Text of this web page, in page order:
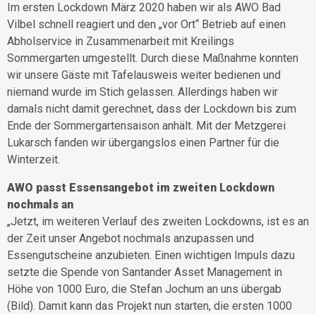
Im ersten Lockdown März 2020 haben wir als AWO Bad
Vilbel schnell reagiert und den „vor Ort“ Betrieb auf einen
Abholservice in Zusammenarbeit mit Kreilings
Sommergarten umgestellt. Durch diese Maßnahme konnten
wir unsere Gäste mit Tafelausweis weiter bedienen und
niemand wurde im Stich gelassen. Allerdings haben wir
damals nicht damit gerechnet, dass der Lockdown bis zum
Ende der Sommergartensaison anhält. Mit der Metzgerei
Lukarsch fanden wir übergangslos einen Partner für die
Winterzeit.
AWO passt Essensangebot im zweiten Lockdown
nochmals an
„Jetzt, im weiteren Verlauf des zweiten Lockdowns, ist es an
der Zeit unser Angebot nochmals anzupassen und
Essengutscheine anzubieten. Einen wichtigen Impuls dazu
setzte die Spende von Santander Asset Management in
Höhe von 1000 Euro, die Stefan Jochum an uns übergab
(Bild). Damit kann das Projekt nun starten, die ersten 1000